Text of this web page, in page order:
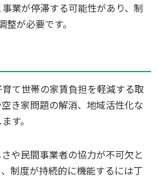
業が停滞する可能性があり、制
整が必要です。
て世帯の家賃負担を軽減する取
き家問題の解消、地域活性化な
す。
や民間事業者の協力が不可欠と
制度が持続的に機能するには丁